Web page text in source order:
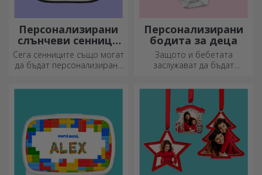
Персонализирани
слънчеви сенници
за автомобили
Сега сенниците също могат
да бъдат персонализирани
Персонализирани
бодита за деца
Защото и бебетата
заслужават да бъдат